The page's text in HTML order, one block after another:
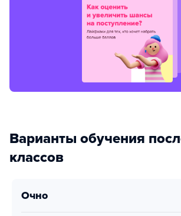
Варианты обучения
классов
очно